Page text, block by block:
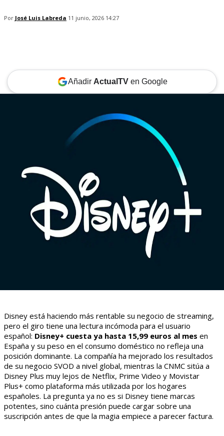
Por José Luis Labreda 11 junio, 2026 14:27
Añadir ActualTVen Google
Disney está haciendo más rentable su negocio de streaming,
pero el giro tiene una lectura incómoda para el usuario
español: Disney+ cuesta ya hasta 15,99 euros al mes en
España y su peso en el consumo doméstico no refleja una
posición dominante. La compañía ha mejorado los resultados
de su negocio SVOD a nivel global, mientras la CNMC sitúa a
Disney Plus muy lejos de Netflix, Prime Video y Movistar
Plus+ como plataforma más utilizada por los hogares
españoles. La pregunta ya no es si Disney tiene marcas
potentes, sino cuánta presión puede cargar sobre una
suscripción antes de que la magia empiece a parecer factura.